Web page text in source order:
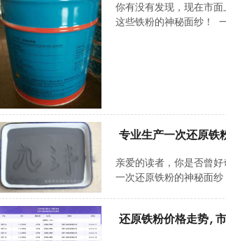
你有没有发现，现在市
这些铁粉的神秘面纱！
专业生产一次还原铁
亲爱的读者，你是否曾
一次还原铁粉的神秘面
还原铁粉价格走势,